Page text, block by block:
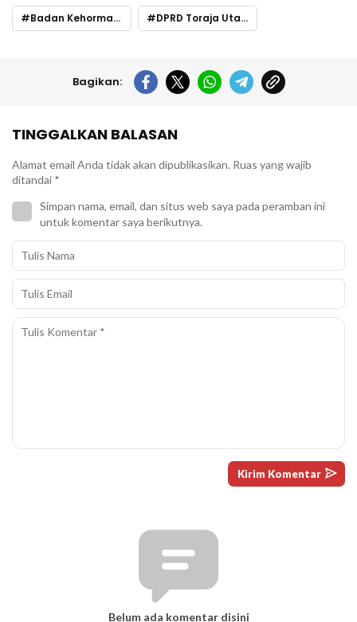
Badan Kehormatan DPRD DPRD Toraja Utara
Bagikan:
TINGGALKAN BALASAN
Alamat email Anda tidak akan dipublikasikan. Ruas yang wajib
ditandai *
Simpan nama, email, dan situs web saya pada peramban ini
untuk komentar saya berikutnya.
Belum ada komentar disini